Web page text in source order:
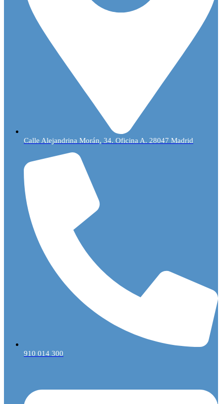
Calle Alejandrina Morán, 34. Oficina A. 28047 Madrid
910 014 300